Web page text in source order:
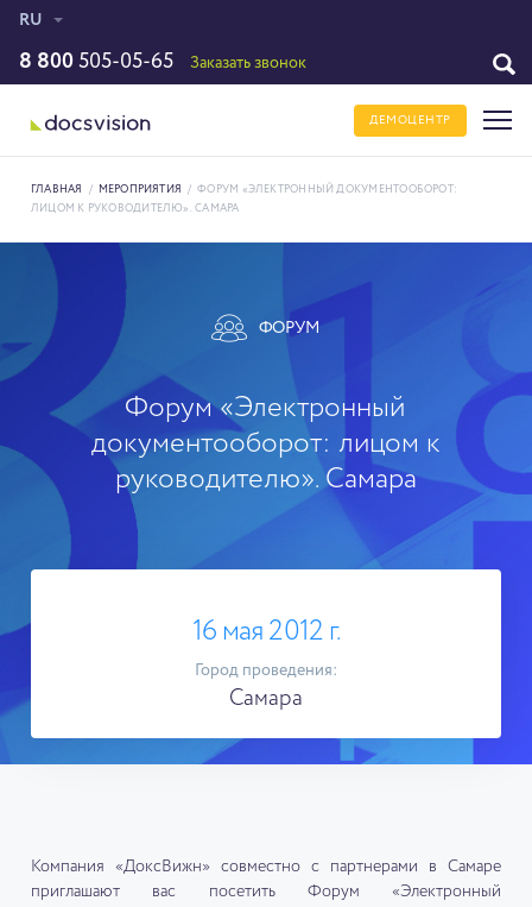
RU
8 800 505-05-65 Заказать звонок
ДЕМОЦЕНТР
ГЛАВНАЯ / МЕРОПРИЯТИЯ / ФОРУМ «ЭЛЕКТРОННЫЙ ДОКУМЕНТООБОРОТ:
ЛИЦОМ К РУКОВОДИТЕЛЮ». САМАРА
ФОРУМ
Форум «Электронный
документооборот: лицом к
руководителю». Самара
16 мая 2012 г.
Город проведения:
Самара
Компания «ДоксВижн» совместно с партнерами в Самаре
приглашают вас посетить Форум «Электронный